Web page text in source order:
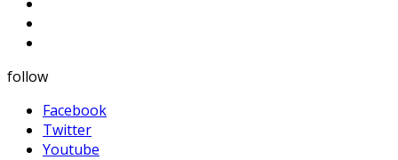
follow
Facebook
Twitter
Youtube